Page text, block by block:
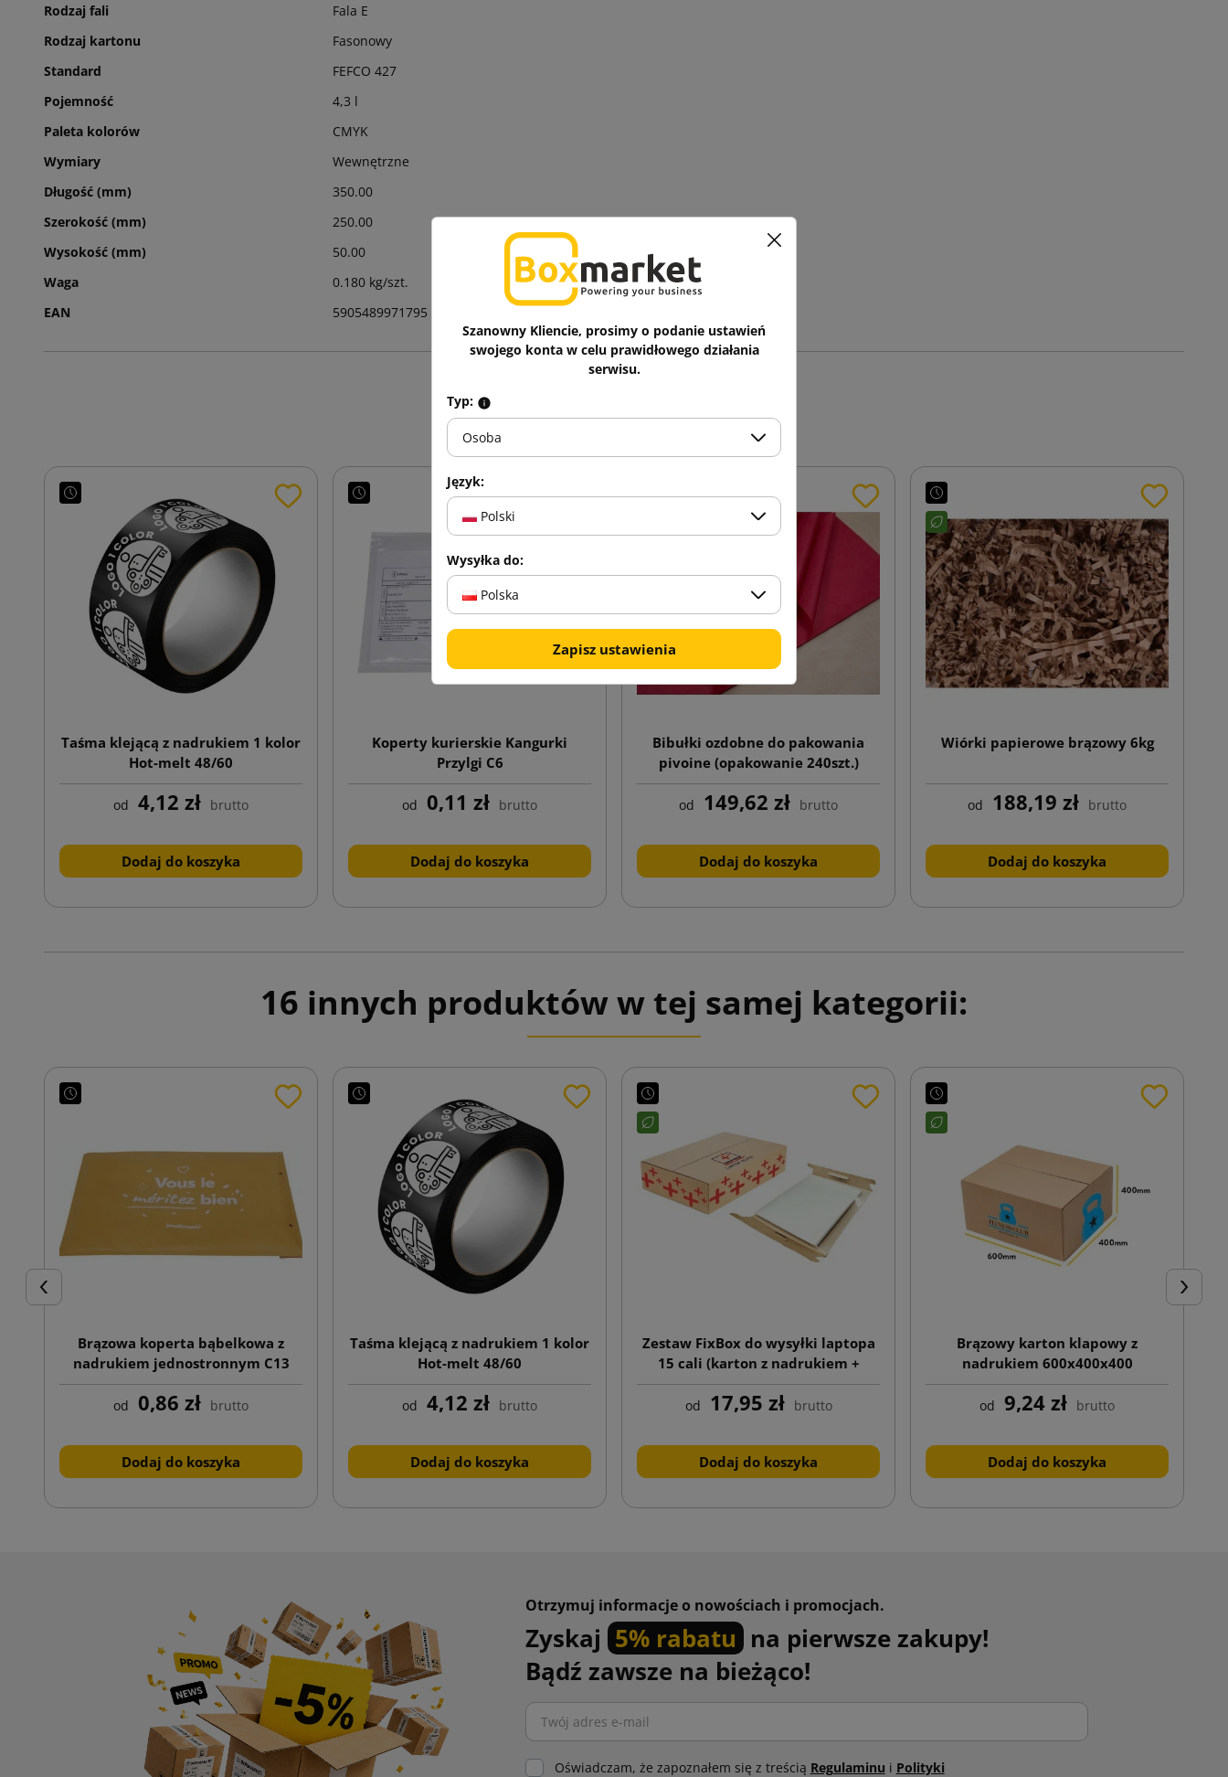
Rodzaj fali
Fala E
Rodzaj kartonu
Fasonowy
Standard
FEFCO 427
Pojemność
4,3 l
Paleta kolorów
CMYK
Wymiary
Wewnętrzne
Długość (mm)
350.00
Szerokość (mm)
250.00
Wysokość (mm)
50.00
Waga
0.180 kg/szt.
EAN
5905489971795
Taśma klejącą z nadrukiem 1 kolor
Hot-melt 48/60
od 4,12 zł brutto
Dodaj do koszyka
Koperty kurierskie Kangurki
Przylgi C6
od 0,11 zł brutto
Dodaj do koszyka
Bibułki ozdobne do pakowania
pivoine (opakowanie 240szt.)
od 149,62 zł brutto
Dodaj do koszyka
Wiórki papierowe brązowy 6kg
od 188,19 zł brutto
Dodaj do koszyka
16 innych produktów w tej samej kategorii:
Poprzedni
Brązowa koperta bąbelkowa z
nadrukiem jednostronnym C13
170x225
od 0,86 zł brutto
Dodaj do koszyka
Taśma klejącą z nadrukiem 1 kolor
Hot-melt 48/60
od 4,12 zł brutto
Dodaj do koszyka
Zestaw FixBox do wysyłki laptopa
15 cali (karton z nadrukiem +
wkładka z folią zabezpieczającą)
od 17,95 zł brutto
Dodaj do koszyka
Brązowy karton klapowy z
nadrukiem 600x400x400
od 9,24 zł brutto
Dodaj do koszyka
Otrzymuj informacje o nowościach i promocjach.
Zyskaj 5% rabatu na pierwsze zakupy!
Bądź zawsze na bieżąco!
Oświadczam, że zapoznałem się z treścią Regulaminu i Polityki
Szanowny Kliencie, prosimy o podanie ustawień
swojego konta w celu prawidłowego działania
serwisu.
Typ:
Osoba
Język:
Polski
Wysyłka do:
Polska
Zapisz ustawienia